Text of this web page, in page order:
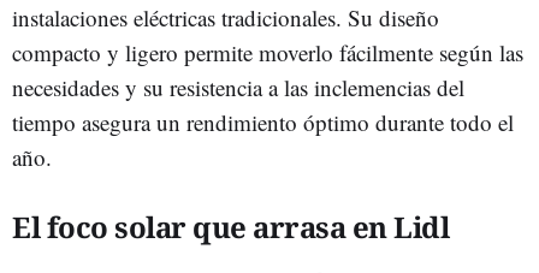
instalaciones eléctricas tradicionales. Su diseño
compacto y ligero permite moverlo fácilmente según las
necesidades y su resistencia a las inclemencias del
tiempo asegura un rendimiento óptimo durante todo el
año.
El foco solar que arrasa en Lidl